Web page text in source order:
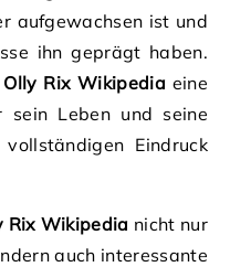
aufgewachsen ist und
ihn geprägt haben.
Olly Rix Wikipediaeine
sein Leben und seine
Eindruck
Rix Wikipedia nicht nur
auch interessante